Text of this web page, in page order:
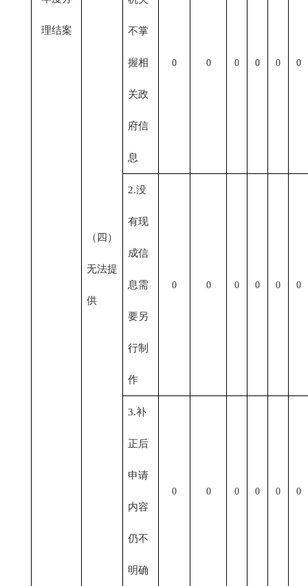
理结案
（四）
无法提
供
不掌
握相
关政
府信
息
0 0 0 0 0 0
2.没
有现
成信
息需
要另
行制
作
0 0 0 0 0 0
3.补
正后
申请
内容
仍不
明确
0 0 0 0 0 0